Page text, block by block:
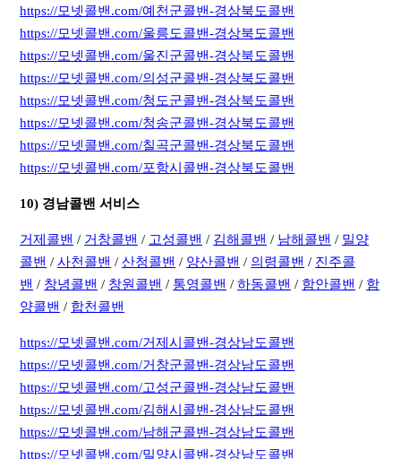
https://모넷콜밴.com/예천군콜밴-경상북도콜밴
https://모넷콜밴.com/울릉도콜밴-경상북도콜밴
https://모넷콜밴.com/울진군콜밴-경상북도콜밴
https://모넷콜밴.com/의성군콜밴-경상북도콜밴
https://모넷콜밴.com/청도군콜밴-경상북도콜밴
https://모넷콜밴.com/청송군콜밴-경상북도콜밴
https://모넷콜밴.com/칠곡군콜밴-경상북도콜밴
https://모넷콜밴.com/포항시콜밴-경상북도콜밴
10) 경남콜밴 서비스
거제콜밴 / 거창콜밴 / 고성콜밴 / 김해콜밴 / 남해콜밴 / 밀양
콜밴 /사천콜밴 /산청콜밴 / 양산콜밴 / 의령콜밴 / 진주콜
밴 / 창녕콜밴 / 창원콜밴 / 통영콜밴 /하동콜밴 / 함안콜밴 / 함
양콜밴 / 합천콜밴
https://모넷콜밴.com/거제시콜밴-경상남도콜밴
https://모넷콜밴.com/거창군콜밴-경상남도콜밴
https://모넷콜밴.com/고성군콜밴-경상남도콜밴
https://모넷콜밴.com/김해시콜밴-경상남도콜밴
https://모넷콜밴.com/남해군콜밴-경상남도콜밴
https://모넷콜밴.com/밀양시콜밴-경상남도콜밴